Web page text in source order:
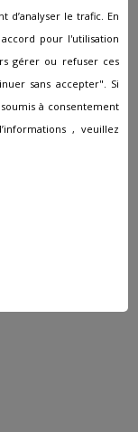
le trafic. En
pour l'utilisation
gérer ou refuser ces
sans accepter". Si
à consentement
, veuillez